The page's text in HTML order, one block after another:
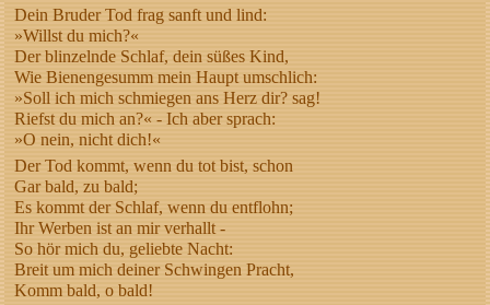
Dein Bruder Tod frag sanft und lind:
»Willst du mich?«
Der blinzelnde Schlaf, dein süßes Kind,
Wie Bienengesumm mein Haupt umschlich:
»Soll ich mich schmiegen ans Herz dir? sag!
Riefst du mich an?« - Ich aber sprach:
»O nein, nicht dich!«
Der Tod kommt, wenn du tot bist, schon
Gar bald, zu bald;
Es kommt der Schlaf, wenn du entflohn;
Ihr Werben ist an mir verhallt -
So hör mich du, geliebte Nacht:
Breit um mich deiner Schwingen Pracht,
Komm bald, o bald!